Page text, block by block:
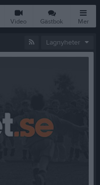
Video Gästbok Mer
Lagnyheter